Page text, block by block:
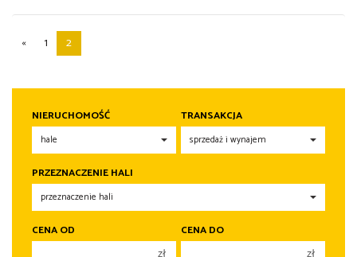
« 1 2
NIERUCHOMOŚĆ TRANSAKCJA
PRZEZNACZENIE HALI
CENA OD CENA DO